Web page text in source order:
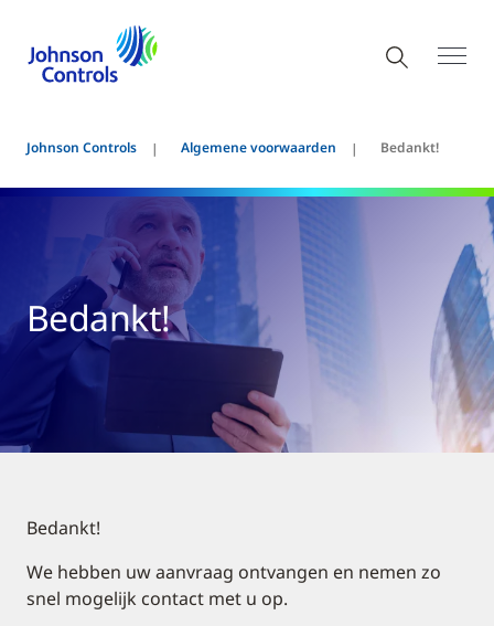
Johnson Controls Algemene voorwaarden Bedankt!
Bedankt!
Bedankt!
We hebben uw aanvraag ontvangen en nemen zo
snel mogelijk contact met u op.